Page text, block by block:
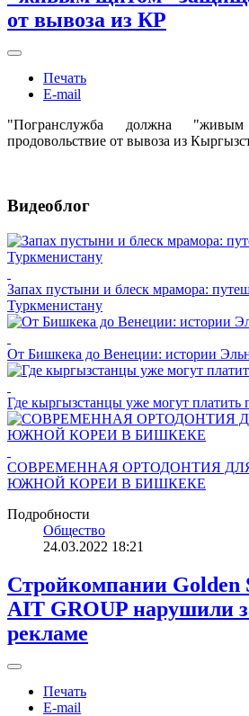
от вывоза из КР
Печать
E-mail
"Погранслужба должна
продовольствие от вывоза из
Видеоблог
Запах пустыни и блеск мрамора:
Туркменистану
От Бишкека до Венеции: истории
Где кыргызстанцы уже могут платить
СОВРЕМЕННАЯ ОРТОДОНТИЯ
ЮЖНОЙ КОРЕИ В БИШКЕКЕ
Подробности
Общество
24.03.2022 18:21
Стройкомпании
AIT GROUP нарушили
рекламе
Печать
E-mail